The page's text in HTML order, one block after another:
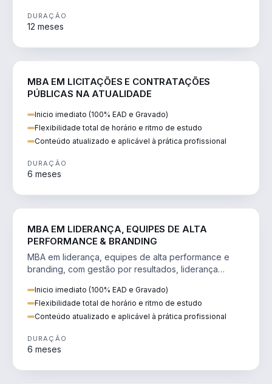
DURAÇÃO
12 meses
MBA EM LICITAÇÕES E CONTRATAÇÕES
PÚBLICAS NA ATUALIDADE
Inicio imediato (100% EAD e Gravado)
Flexibilidade total de horário e ritmo de estudo
Conteúdo atualizado e aplicável à prática profissional
DURAÇÃO
6 meses
MBA EM LIDERANÇA, EQUIPES DE ALTA
PERFORMANCE & BRANDING
MBA em liderança, equipes de alta performance e
branding, com gestão por resultados, liderança
Inicio imediato (100% EAD e Gravado)
Flexibilidade total de horário e ritmo de estudo
Conteúdo atualizado e aplicável à prática profissional
DURAÇÃO
6 meses